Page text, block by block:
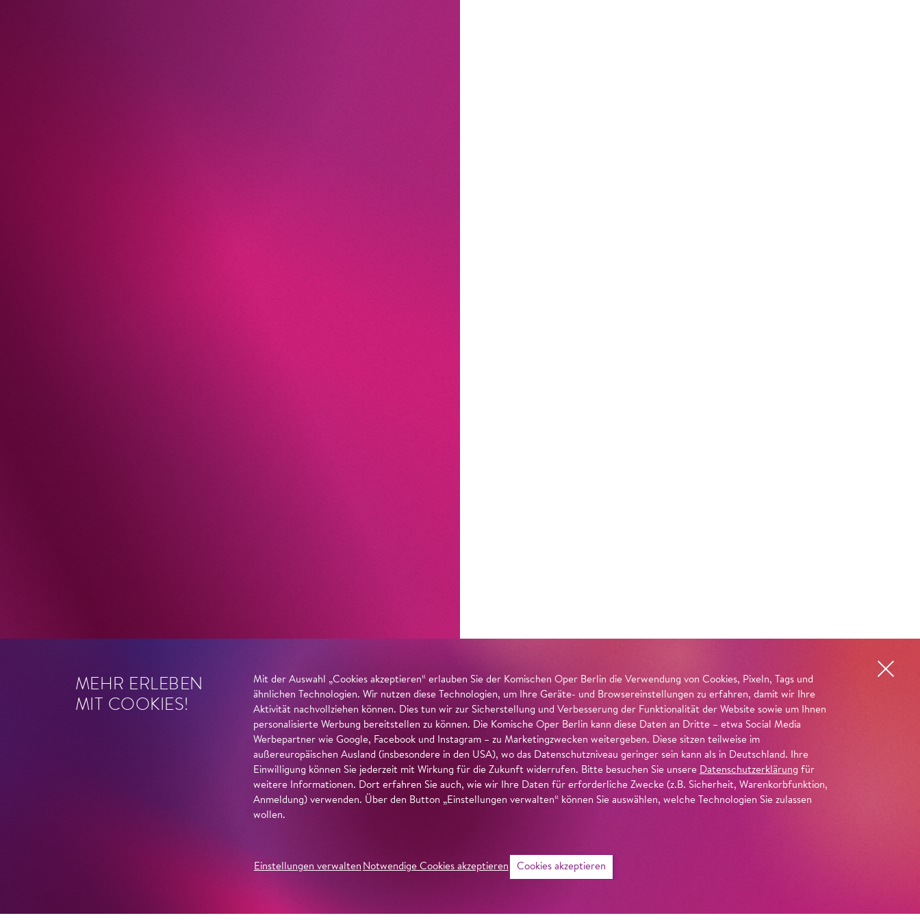
MEHR ERLEBEN
MIT COOKIES!
Mit der Auswahl „Cookies akzeptieren“ erlauben Sie der Komischen Oper Berlin die Verwendung von Cookies, Pixeln, Tags und
ähnlichen Technologien. Wir nutzen diese Technologien, um Ihre Geräte- und Browsereinstellungen zu erfahren, damit wir Ihre
Aktivität nachvollziehen können. Dies tun wir zur Sicherstellung und Verbesserung der Funktionalität der Website sowie um Ihnen
personalisierte Werbung bereitstellen zu können. Die Komische Oper Berlin kann diese Daten an Dritte – etwa Social Media
Werbepartner wie Google, Facebook und Instagram – zu Marketingzwecken weitergeben. Diese sitzen teilweise im
außereuropäischen Ausland (insbesondere in den USA), wo das Datenschutzniveau geringer sein kann als in Deutschland. Ihre
Einwilligung können Sie jederzeit mit Wirkung für die Zukunft widerrufen. Bitte besuchen Sie unsere Datenschutzerklärung für
weitere Informationen. Dort erfahren Sie auch, wie wir Ihre Daten für erforderliche Zwecke (z.B. Sicherheit, Warenkorbfunktion,
Anmeldung) verwenden. Über den Button „Einstellungen verwalten“ können Sie auswählen, welche Technologien Sie zulassen
wollen.
Einstellungen verwalten Notwendige Cookies akzeptieren Cookies akzeptieren